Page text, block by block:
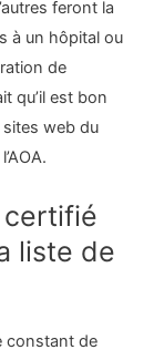
feront la
à un hôpital ou
de
qu’il est bon
sites web du
liste de
constant de